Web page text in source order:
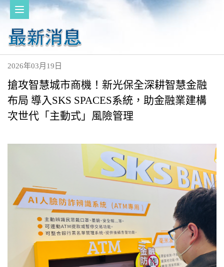
2026年03月19日
搶攻智慧城市商機！新光保全深耕智慧金融
布局 導入SKS SPACES系統，助金融業建構
次世代「主動式」風險管理